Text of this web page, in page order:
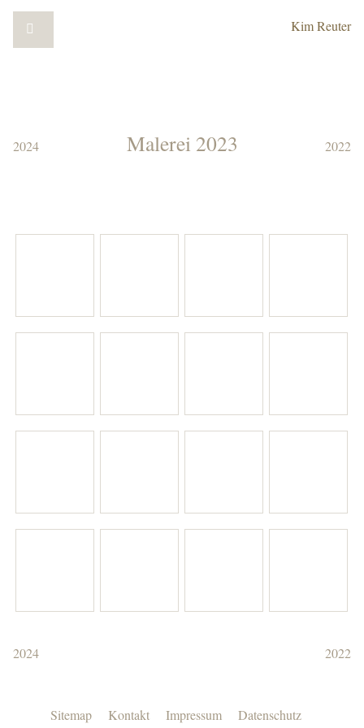
Kim Reuter
Malerei 2023
2024 2022
2024 2022
Sitemap Kontakt Impressum Datenschutz